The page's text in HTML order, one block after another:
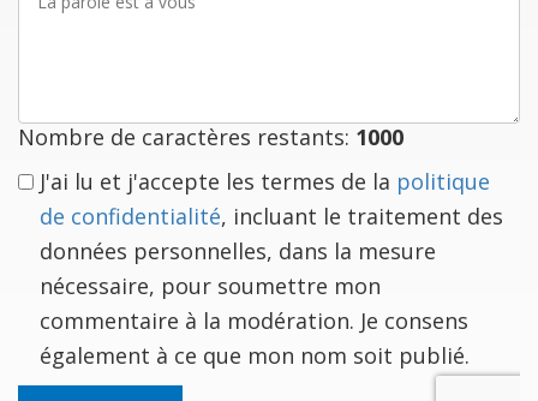
parole
Nombre de caractères restants: 1000
J'ai lu et j'accepte les termes de la politique
de confidentialité, incluant le traitement des
données personnelles, dans la mesure
nécessaire, pour soumettre mon
commentaire à la modération. Je consens
également à ce que mon nom soit publié.